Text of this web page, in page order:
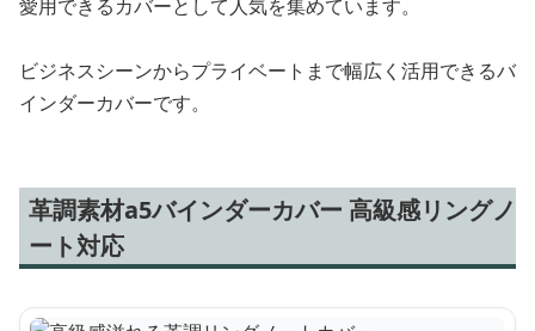
愛用できるカバーとして人気を集めています。
ビジネスシーンからプライベートまで幅広く活用できるバ
インダーカバーです。
革調素材a5バインダーカバー 高級感リングノ
ート対応